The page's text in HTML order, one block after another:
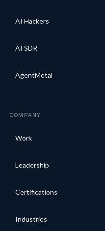
AI Hackers
AI SDR
AgentMetal
COMPANY
Work
Leadership
Certifications
Industries